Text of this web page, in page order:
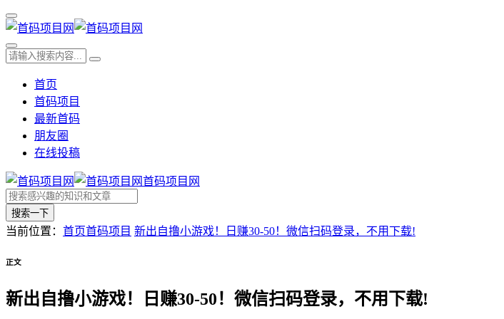
首页
首码项目
最新首码
朋友圈
在线投稿
首码项目网
搜索一下
当前位置： 首页首码项目 新出自撸小游戏！日赚30-50！微信扫码登录，不用下载!
正文
新出自撸小游戏！日赚30-50！微信扫码登录，不用下载!